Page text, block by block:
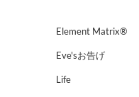
Element Matrix®
Eve'sお告げ
Life